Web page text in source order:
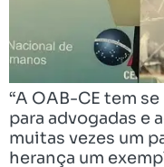
“A OAB-CE tem
para advogadas e
muitas vezes um
herança um